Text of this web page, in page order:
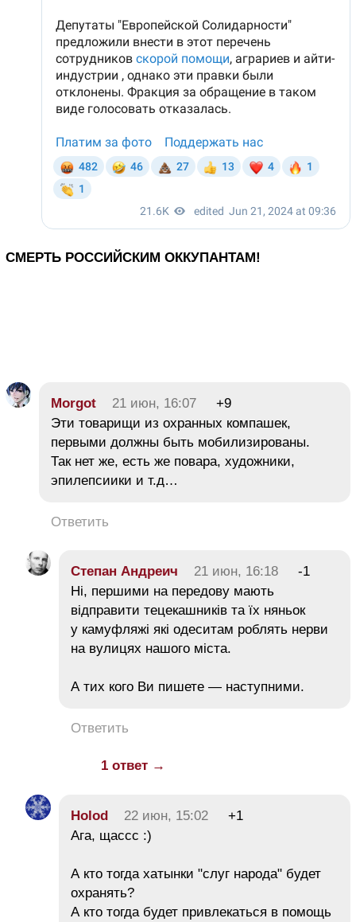
СМЕРТЬ РОССИЙСКИМ ОККУПАНТАМ!
Morgot 21 июн, 16:07
+9
Эти товарищи из охранных компашек,
первыми должны быть мобилизированы.
Так нет же, есть же повара, художники,
эпилепсиики и т.д…
Ответить
Степан Андреич 21 июн, 16:18
-1
Ні, першими на передову мають
відправити тецекашників та їх няньок
у камуфляжі які одеситам роблять нерви
на вулицях нашого міста.
А тих кого Ви пишете — наступними.
Ответить
1 ответ →
Holod 22 июн, 15:02
+1
Ага, щассс :)
А кто тогда хатынки "слуг народа" будет
охранять?
А кто тогда будет привлекаться в помощь